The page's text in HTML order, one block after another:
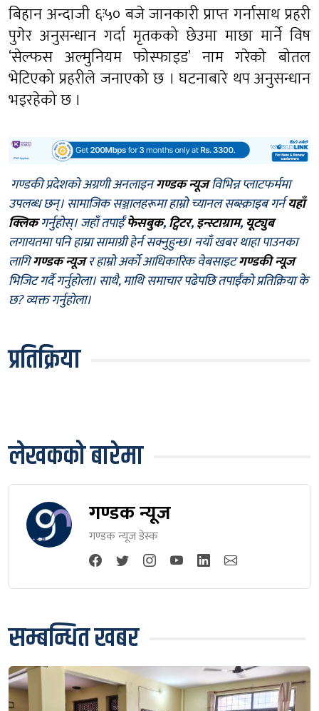
बिहान अन्दाजी ६ः५० बजे जानकारी प्राप्त गर्नासाथ प्रहरी
पुगेर अनुसन्धान गर्दा मृतकको छेउमा माछा मार्ने विष
‘सेल्फस अल्मुनियम फोस्फाइड’ नाम गरेको बोतल
भेटिएको प्रहरीले जनाएको छ । घटनाबारे थप अनुसन्धान
भइरहेको छ ।
गण्डकी प्रदेशको अग्रणी अनलाइनगण्डक न्यूजविभिन्न प्लाटफर्ममा
उपलब्ध छन्। सामाजिक सञ्जालहरूमा हाम्रो च्यानल सब्स्क्राइब गर्नयहाँ
क्लिकगर्नुहोस्। जहाँ तपाईँफेसबुक,ट्विटर,इन्स्टाग्राम, यूट्युब
लगायतमा पनि हाम्रा सामाग्री हेर्न सक्नुहुन्छ। नयाँ खबर थाहा पाउनका
लागिगण्डक न्यूजर हाम्रो अर्को आधिकारिक वेबसाइटगण्डकी न्यूज
भिजिट गर्दै गर्नुहोला। साथै, माथि समाचार पढेपछि तपाईँको प्रतिक्रिया के
छ? व्यक्त गर्नुहोला।
प्रतिक्रिया
लेखकको बारेमा
गण्डक न्यूज
गण्डक न्यूज डेस्क
सम्बन्धित खबर